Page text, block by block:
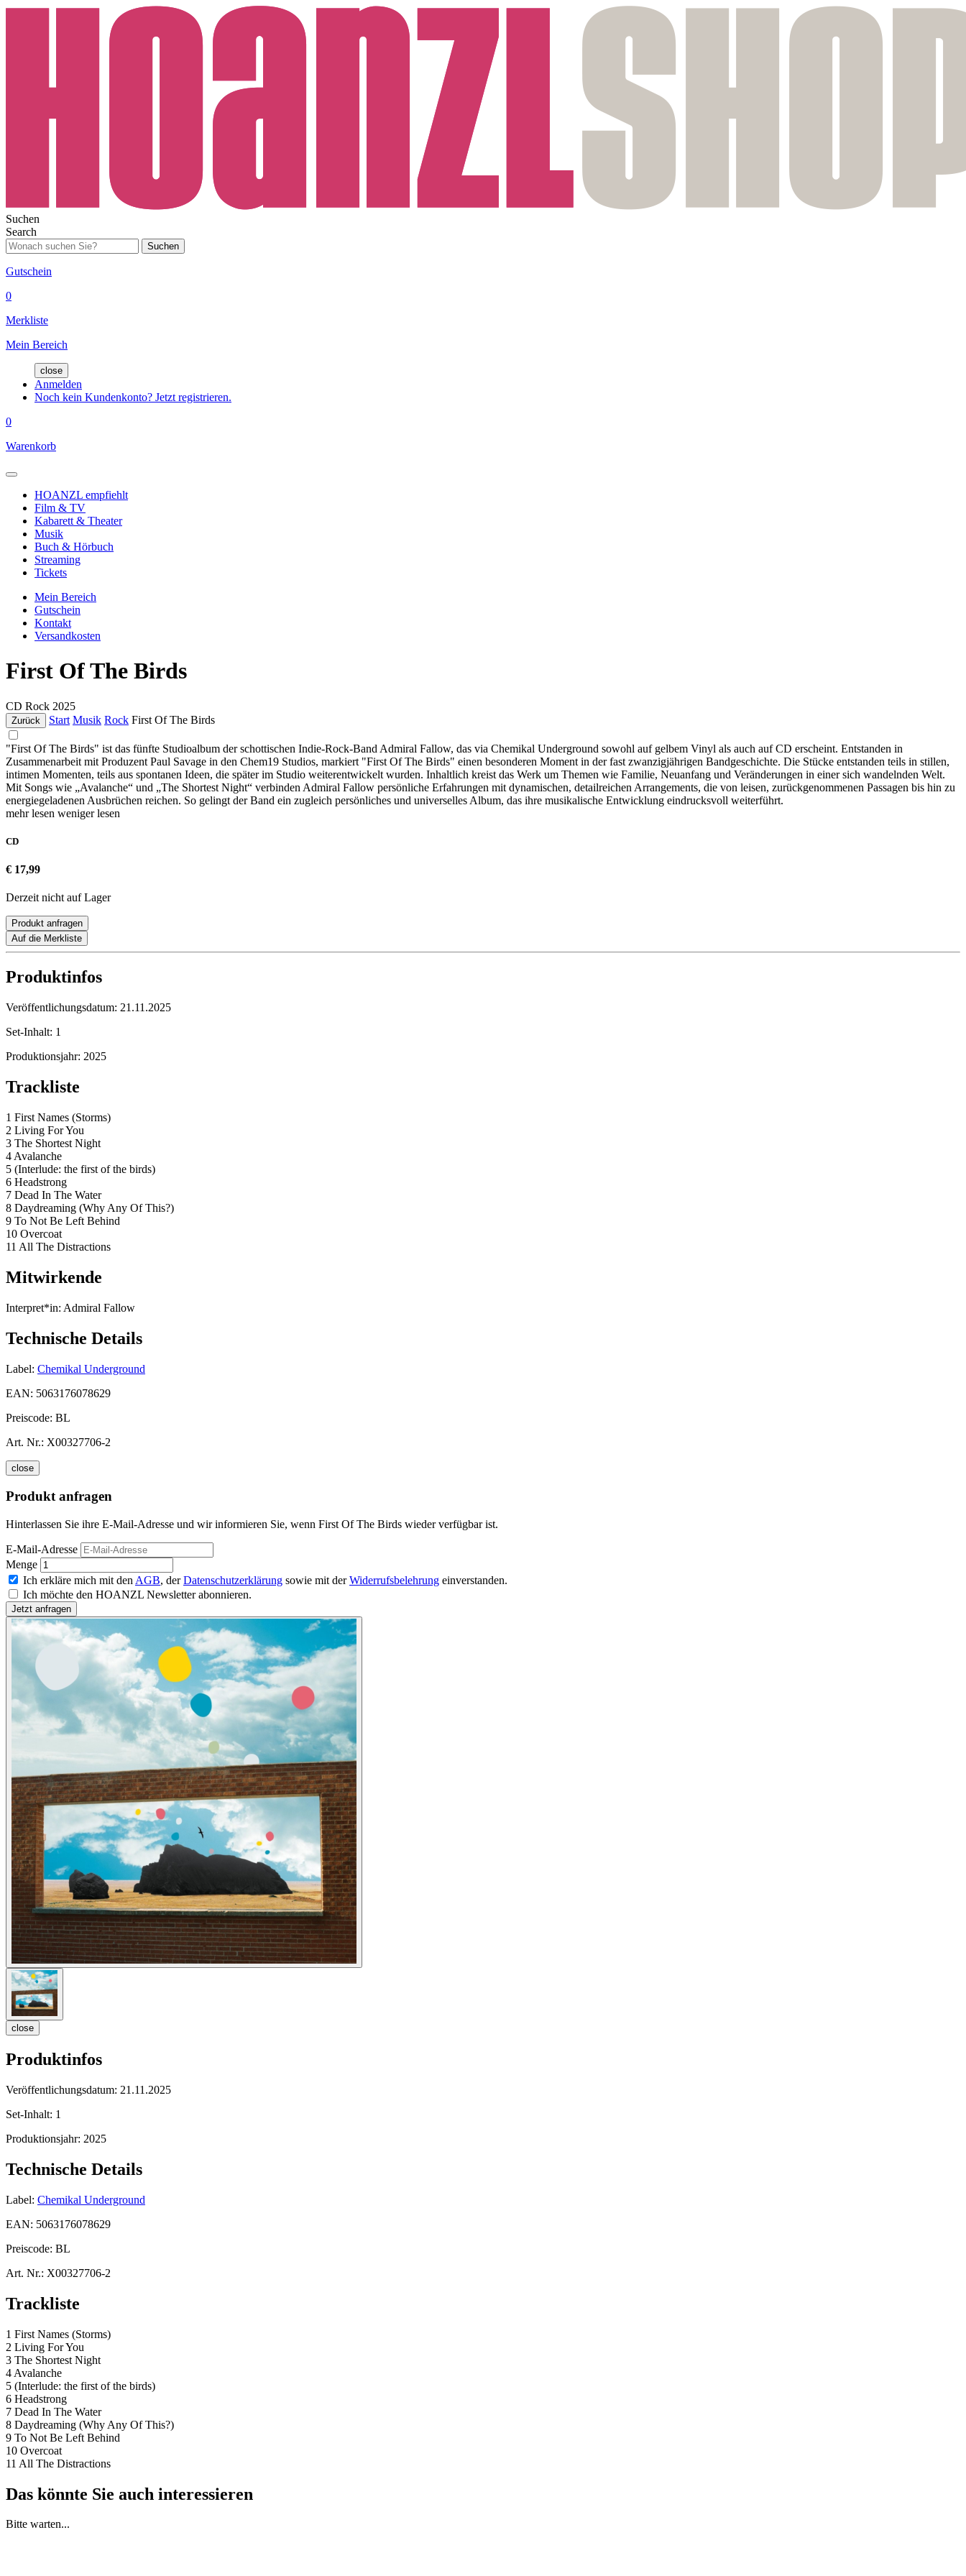
Suchen
Search
Suchen
Gutschein
0
Merkliste
Mein Bereich
close
Anmelden
Noch kein Kundenkonto? Jetzt registrieren.
0
Warenkorb
HOANZL empfiehlt
Film & TV
Kabarett & Theater
Musik
Buch & Hörbuch
Streaming
Tickets
Mein Bereich
Gutschein
Kontakt
Versandkosten
First Of The Birds
CD Rock 2025
Zurück Start Musik Rock First Of The Birds
"First Of The Birds" ist das fünfte Studioalbum der schottischen Indie-Rock-Band Admiral Fallow, das via Chemikal Underground sowohl auf gelbem Vinyl als auch auf CD erscheint. Entstanden in
Zusammenarbeit mit Produzent Paul Savage in den Chem19 Studios, markiert "First Of The Birds" einen besonderen Moment in der fast zwanzigjährigen Bandgeschichte. Die Stücke entstanden teils in stillen,
intimen Momenten, teils aus spontanen Ideen, die später im Studio weiterentwickelt wurden. Inhaltlich kreist das Werk um Themen wie Familie, Neuanfang und Veränderungen in einer sich wandelnden Welt.
Mit Songs wie „Avalanche“ und „The Shortest Night“ verbinden Admiral Fallow persönliche Erfahrungen mit dynamischen, detailreichen Arrangements, die von leisen, zurückgenommenen Passagen bis hin zu
energiegeladenen Ausbrüchen reichen. So gelingt der Band ein zugleich persönliches und universelles Album, das ihre musikalische Entwicklung eindrucksvoll weiterführt.
mehr lesen weniger lesen
CD
€ 17,99
Derzeit nicht auf Lager
Produkt anfragen
Auf die Merkliste
Produktinfos
Veröffentlichungsdatum: 21.11.2025
Set-Inhalt: 1
Produktionsjahr: 2025
Trackliste
1 First Names (Storms)
2 Living For You
3 The Shortest Night
4 Avalanche
5 (Interlude: the first of the birds)
6 Headstrong
7 Dead In The Water
8 Daydreaming (Why Any Of This?)
9 To Not Be Left Behind
10 Overcoat
11 All The Distractions
Mitwirkende
Interpret*in: Admiral Fallow
Technische Details
Label: Chemikal Underground
EAN: 5063176078629
Preiscode: BL
Art. Nr.: X00327706-2
close
Produkt anfragen
Hinterlassen Sie ihre E-Mail-Adresse und wir informieren Sie, wenn First Of The Birds wieder verfügbar ist.
E-Mail-Adresse
Menge
Ich erkläre mich mit den AGB, derDatenschutzerklärung sowie mit derWiderrufsbelehrung einverstanden.
Ich möchte den HOANZL Newsletter abonnieren.
close
Produktinfos
Veröffentlichungsdatum: 21.11.2025
Set-Inhalt: 1
Produktionsjahr: 2025
Technische Details
Label: Chemikal Underground
EAN: 5063176078629
Preiscode: BL
Art. Nr.: X00327706-2
Trackliste
1 First Names (Storms)
2 Living For You
3 The Shortest Night
4 Avalanche
5 (Interlude: the first of the birds)
6 Headstrong
7 Dead In The Water
8 Daydreaming (Why Any Of This?)
9 To Not Be Left Behind
10 Overcoat
11 All The Distractions
Das könnte Sie auch interessieren
Bitte warten...